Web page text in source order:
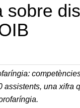
sobre
una xifra